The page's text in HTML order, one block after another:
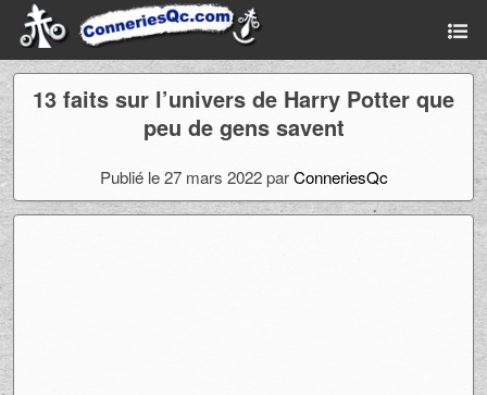
13 faits sur l’univers de Harry Potter que
peu de gens savent
Publié le 27 mars 2022 parConneriesQc